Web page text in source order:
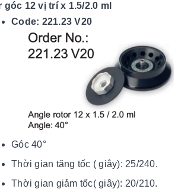
góc 12 vị trí x 1.5/2.0 ml
Code: 221.23 V20
Góc 40°
Thời gian tăng tốc ( giây): 25/240.
Thời gian giảm tốc( giây): 20/210.